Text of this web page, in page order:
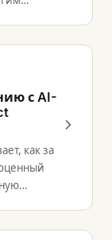
с AI-
как за